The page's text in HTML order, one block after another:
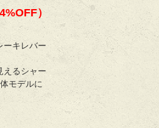
）
ーキレバー
えるシャー
モデルに